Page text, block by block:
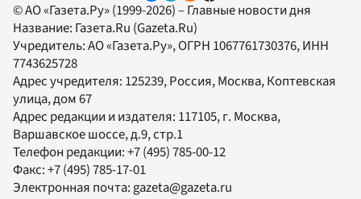
© АО «Газета.Ру» (1999-2026) – Главные новости дня
Название: Газета.Ru (Gazeta.Ru)
Учредитель:АО «Газета.Ру», ОГРН 1067761730376, ИНН
7743625728
Адрес учредителя: 125239, Россия, Москва, Коптевская
улица, дом 67
Адрес редакции и издателя: 117105, г. Москва,
Варшавское шоссе, д.9, стр.1
Телефон редакции:+7 (495) 785-00-12
Факс:+7 (495) 785-17-01
Электронная почта:gazeta@gazeta.ru